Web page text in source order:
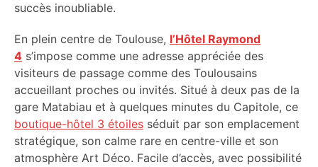
succès inoubliable.
En plein centre de Toulouse, l’Hôtel Raymond
4 s’impose comme une adresse appréciée des
visiteurs de passage comme des Toulousains
accueillant proches ou invités. Situé à deux pas de la
gare Matabiau et à quelques minutes du Capitole, ce
boutique-hôtel 3 étoiles séduit par son emplacement
stratégique, son calme rare en centre-ville et son
atmosphère Art Déco. Facile d’accès, avec possibilité